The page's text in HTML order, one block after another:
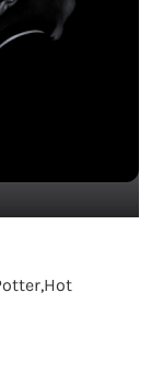
,Hot